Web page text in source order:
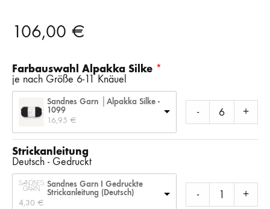
106,00 €
Farbauswahl Alpakka Silke
je nach Größe 6-11 Knäuel
Sandnes Garn │Alpakka Silke -
1099
16,95 €
- +
Strickanleitung
Deutsch - Gedruckt
Sandnes Garn I Gedruckte
Strickanleitung (Deutsch)
4,30 €
- +